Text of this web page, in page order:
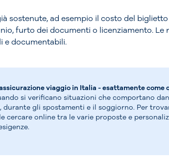
sostenute, ad esempio il costo del
furto dei documenti o licenziamento.
e documentabili.
viaggio in Italia - esattamente come
si verificano situazioni che comportano
durante gli spostamenti e il soggiorno. Per
cercare online tra le varie proposte e